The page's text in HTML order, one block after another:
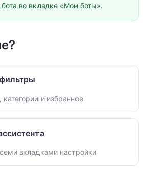
во вкладке «Мои боты».
и избранное
вкладками настройки